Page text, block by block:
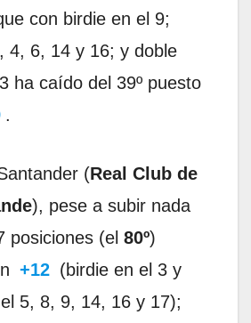
con birdie en el 9;
4, 6, 14 y 16; y doble
ha caído del 39º puesto
.
(Real Club de
), pese a subir nada
posiciones (el 80º)
+12 (birdie en el 3 y
5, 8, 9, 14, 16 y 17);